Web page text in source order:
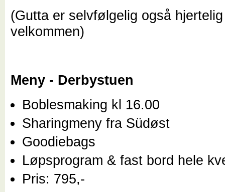
(Gutta er selvfølgelig også hjertelig
velkommen)
Meny - Derbystuen
Boblesmaking kl 16.00
Sharingmeny fra Südøst
Goodiebags
Løpsprogram & fast bord hele
Pris: 795,-